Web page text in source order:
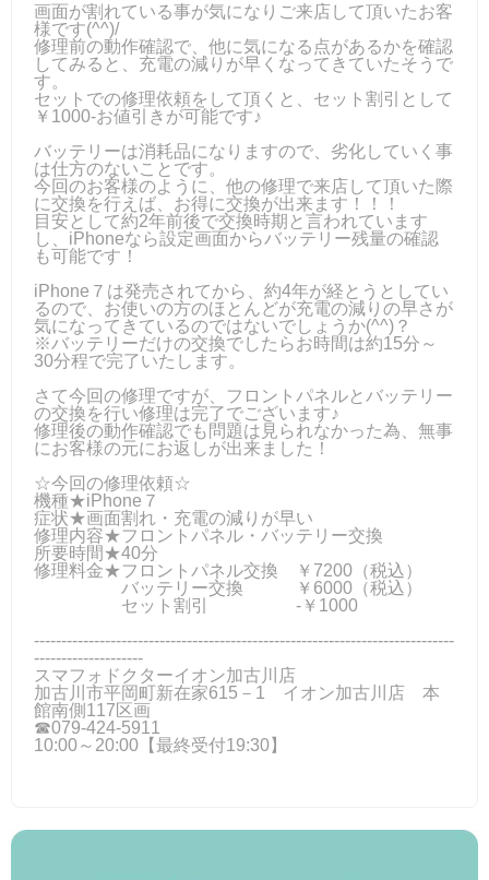
画面が割れている事が気になりご来店して頂いたお客
様です(^^)/
修理前の動作確認で、他に気になる点があるかを確認
してみると、充電の減りが早くなってきていたそうで
す。
セットでの修理依頼をして頂くと、セット割引として
￥1000-お値引きが可能です♪
バッテリーは消耗品になりますので、劣化していく事
は仕方のないことです。
今回のお客様のように、他の修理で来店して頂いた際
に交換を行えば、お得に交換が出来ます！！！
目安として約2年前後で交換時期と言われています
し、iPhoneなら設定画面からバッテリー残量の確認
も可能です！
iPhone７は発売されてから、約4年が経とうとしてい
るので、お使いの方のほとんどが充電の減りの早さが
気になってきているのではないでしょうか(^^)？
※バッテリーだけの交換でしたらお時間は約15分～
30分程で完了いたします。
さて今回の修理ですが、フロントパネルとバッテリー
の交換を行い修理は完了でございます♪
修理後の動作確認でも問題は見られなかった為、無事
にお客様の元にお返しが出来ました！
☆今回の修理依頼☆
機種★iPhone７
症状★画面割れ・充電の減りが早い
修理内容★フロントパネル・バッテリー交換
所要時間★40分
修理料金★フロントパネル交換 ￥7200（税込）
バッテリー交換 ￥6000（税込）
セット割引 ‐￥1000
-----------------------------------------------------------------------------
--------------------
スマフォドクターイオン加古川店
加古川市平岡町新在家615－1 イオン加古川店 本
館南側117区画
☎079-424‐5911
10:00～20:00【最終受付19:30】